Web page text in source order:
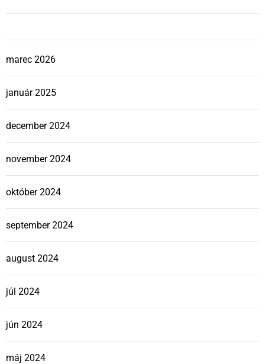
k
o
c
h
marec 2026
január 2025
december 2024
november 2024
október 2024
september 2024
august 2024
júl 2024
jún 2024
máj 2024